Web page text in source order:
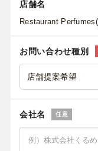
店舗名
Restaurant
お問い合わせ種別
会社名 任意